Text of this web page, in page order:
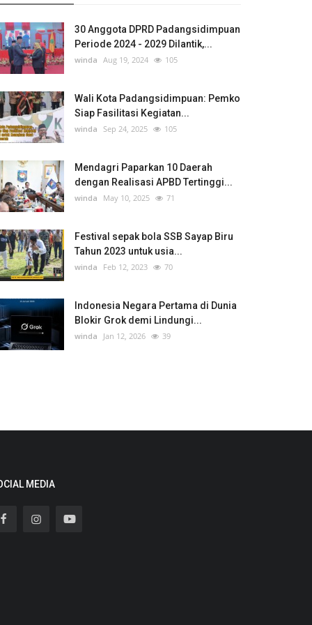
30 Anggota DPRD Padangsidimpuan
Periode 2024 - 2029 Dilantik,...
winda Aug 19, 2024 105
Wali Kota Padangsidimpuan: Pemko
Siap Fasilitasi Kegiatan...
winda Sep 24, 2025 105
Mendagri Paparkan 10 Daerah
dengan Realisasi APBD Tertinggi...
winda May 10, 2025 71
Festival sepak bola SSB Sayap Biru
Tahun 2023 untuk usia...
winda Feb 12, 2023 70
Indonesia Negara Pertama di Dunia
Blokir Grok demi Lindungi...
winda Jan 12, 2026 39
MEDIA